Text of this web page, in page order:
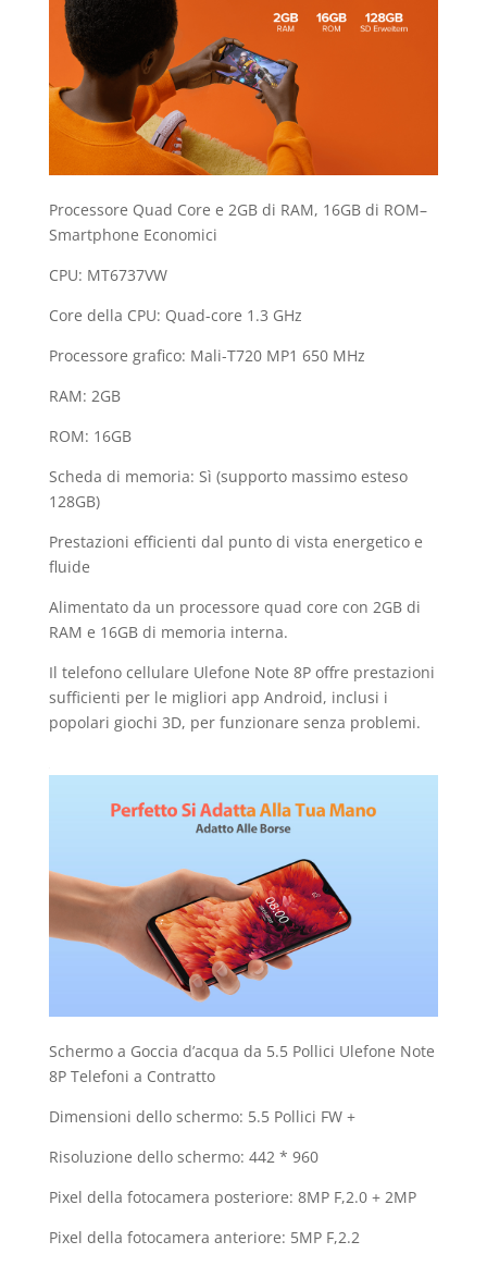
Processore Quad Core e 2GB di RAM, 16GB di ROM–
Smartphone Economici
CPU: MT6737VW
Core della CPU: Quad-core 1.3 GHz
Processore grafico: Mali-T720 MP1 650 MHz
RAM: 2GB
ROM: 16GB
Scheda di memoria: Sì (supporto massimo esteso
128GB)
Prestazioni efficienti dal punto di vista energetico e
fluide
Alimentato da un processore quad core con 2GB di
RAM e 16GB di memoria interna.
Il telefono cellulare Ulefone Note 8P offre prestazioni
sufficienti per le migliori app Android, inclusi i
popolari giochi 3D, per funzionare senza problemi.
Schermo a Goccia d’acqua da 5.5 Pollici Ulefone Note
8P Telefoni a Contratto
Dimensioni dello schermo: 5.5 Pollici FW +
Risoluzione dello schermo: 442 * 960
Pixel della fotocamera posteriore: 8MP F,2.0 + 2MP
Pixel della fotocamera anteriore: 5MP F,2.2